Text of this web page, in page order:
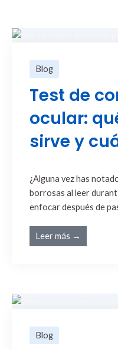
Blog
Test de
ocular:
sirve y
¿Alguna vez has
borrosas al leer
enfocar después de
Leer más →
Blog